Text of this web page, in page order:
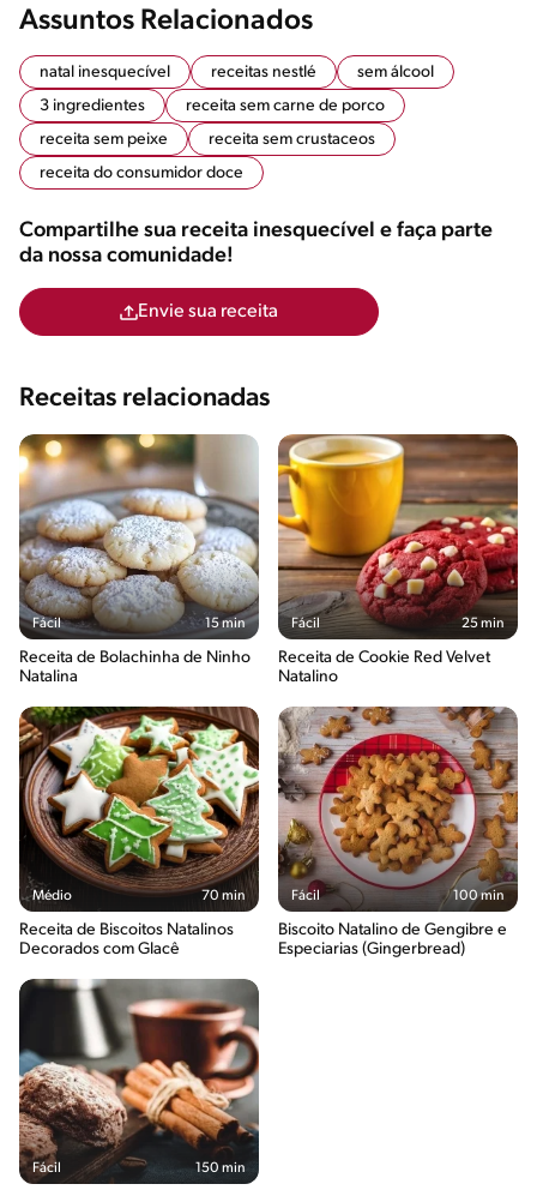
Assuntos Relacionados
natal inesquecível receitas nestlé
sem álcool
3 ingredientes
receita sem carne de porco
receita sem peixe
receita sem crustaceos
receita do consumidor doce
Compartilhe sua receita inesquecível e faça parte
da nossa comunidade!
Envie sua receita
Receitas relacionadas
Fácil 15 min
Receita de Bolachinha de Ninho
Natalina
Fácil 25 min
Receita de Cookie Red Velvet
Natalino
Médio 70 min
Receita de Biscoitos Natalinos
Decorados com Glacê
Fácil 100 min
Biscoito Natalino de Gengibre e
Especiarias (Gingerbread)
Fácil 150 min